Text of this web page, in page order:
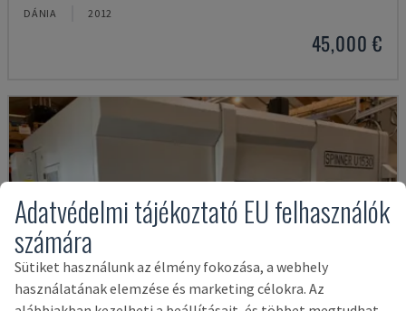
DÁNIA 2012
45,000 €
Adatvédelmi tájékoztató EU felhasználók
számára
Sütiket használunk az élmény fokozása, a webhely
használatának elemzése és marketing célokra. Az